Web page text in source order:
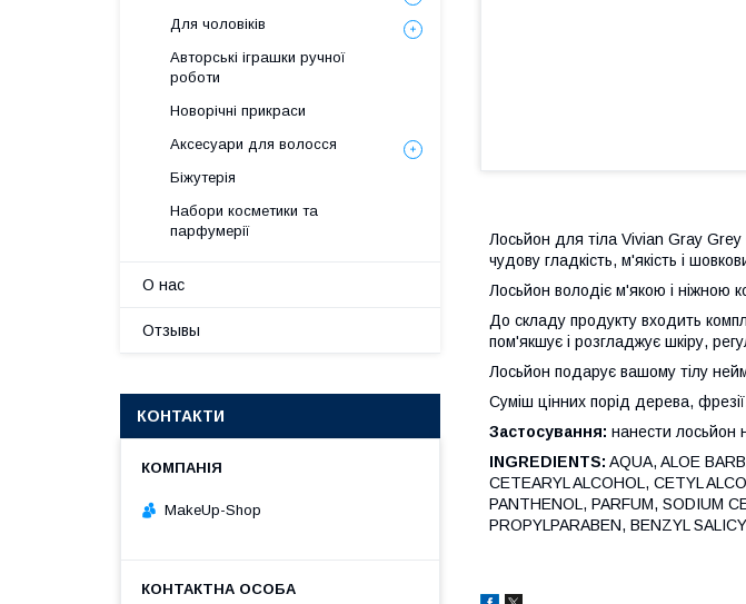
Лосьйон для тіла Vivian Gray Grey
чудову гладкість, м'якість і
Лосьйон володіє м'якою і ніжною
До складу продукту входить
пом'якшує і розгладжує шкіру,
Лосьйон подарує вашому тілу
Суміш цінних порід дерева,
Застосування: нанести лосьйон
INGREDIENTS: AQUA, ALOE
CETEARYL ALCOHOL, CETYL
PANTHENOL, PARFUM, SODIUM
PROPYLPARABEN, BENZYL
Для чоловіків
Авторські іграшки ручної
роботи
Новорічні прикраси
Аксесуари для волосся
Біжутерія
Набори косметики та
парфумерії
О нас
Отзывы
КОНТАКТИ
MakeUp-Shop